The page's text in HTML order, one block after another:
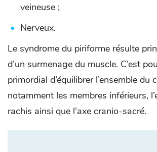
veineuse ;
Nerveux.
Le syndrome du piriforme résulte
d’un surmenage du muscle. C’est
primordial d’équilibrer l’ensemble du
notamment les membres inférieurs,
rachis ainsi que l’axe cranio-sacré.